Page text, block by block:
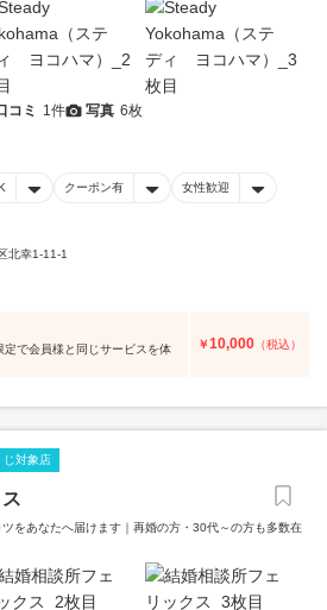
コミ 1件 写真 6枚
クーポン有 女性歓迎
北幸1-11-1
定で会員様と同じサービスを体
￥10,000 （税込）
じ対象店
をあなたへ届けます｜再婚の方・30代～の方も多数在